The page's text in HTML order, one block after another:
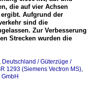
die auf vier Achsen
Aufgrund der
sind die
Zur Verbesserung
Strecken wurden die
, Deutschland / Güterzüge /
1293 (Siemens Vectron MS),